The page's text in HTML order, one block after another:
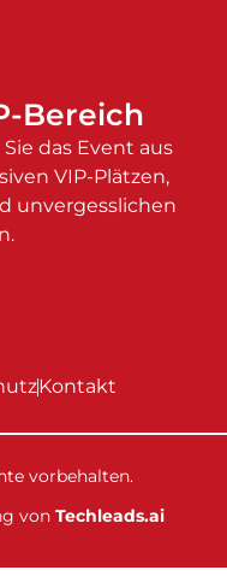
Bereich
das Event aus
VIP-Plätzen,
unvergesslichen
Kontakt
vorbehalten.
von Techleads.ai